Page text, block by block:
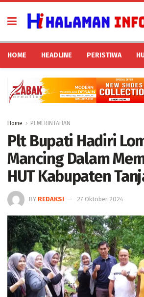
HOME HEADLINE PERISTIWA
Home PEMERINTAHAN
Plt Bupati Hadiri
Mancing Dalam
HUT Kabupaten
BY REDAKSI 27 Oktober 2024